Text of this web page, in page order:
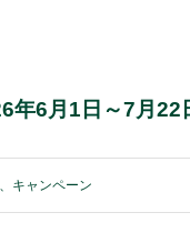
年6月1日～7月
キャンペーン